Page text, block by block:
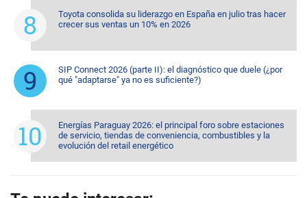
Toyota consolida su liderazgo en España en julio tras hacer
crecer sus ventas un 10% en 2026
SIP Connect 2026 (parte II): el diagnóstico que duele (¿por
qué "adaptarse" ya no es suficiente?)
Energías Paraguay 2026: el principal foro sobre estaciones
de servicio, tiendas de conveniencia, combustibles y la
evolución del retail energético